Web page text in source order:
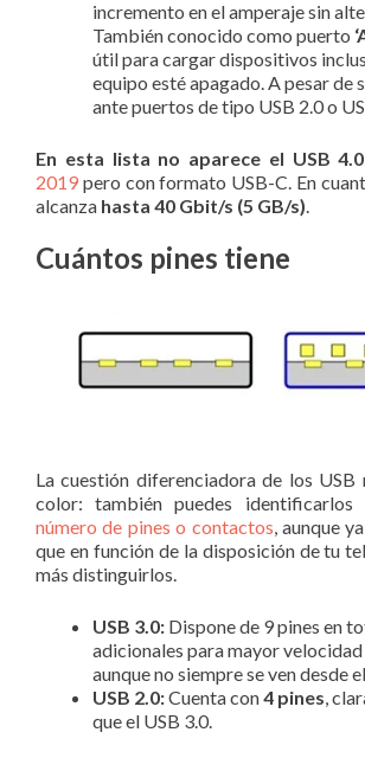
incremento en el amperaje sin
También conocido como puerto
útil para cargar dispositivos
equipo esté apagado. A pesar de
ante puertos de tipo USB 2.0 o
En esta lista no aparece el USB 4.0
2019 pero con formato USB-C. En
alcanza hasta 40 Gbit/s (5 GB/s).
Cuántos pines tiene
La cuestión diferenciadora de los USB
color: también puedes identificarlos
número de pines o contactos, aunque
que en función de la disposición de tu
más distinguirlos.
USB 3.0: Dispone de 9 pines en
adicionales para mayor
aunque no siempre se ven desde
USB 2.0:Cuenta con4 pines,
que el USB 3.0.